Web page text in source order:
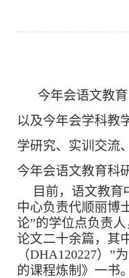
今年会语文教
以及今年会学科教
学研究、实训交流
今年会语文教育科
目前，语文教
中心负责代顺丽博
论”的学位点负责
论文二十余篇，其
（DHA120227）”
的课程炼制》一书。